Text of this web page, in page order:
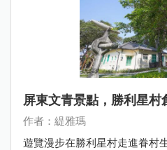
屏東文青景點，勝利星村
作者：緹雅瑪
遊覽漫步在勝利星村走進眷村